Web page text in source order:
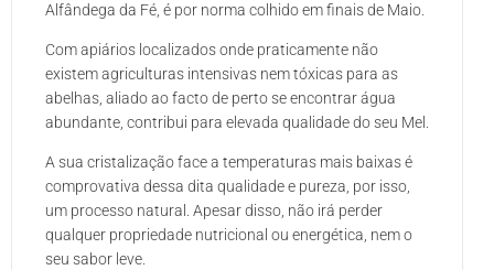
Alfândega da Fé, é por norma colhido em finais de Maio.
Com apiários localizados onde praticamente não
existem agriculturas intensivas nem tóxicas para as
abelhas, aliado ao facto de perto se encontrar água
abundante, contribui para elevada qualidade do seu Mel.
A sua cristalização face a temperaturas mais baixas é
comprovativa dessa dita qualidade e pureza, por isso,
um processo natural. Apesar disso, não irá perder
qualquer propriedade nutricional ou energética, nem o
seu sabor leve.